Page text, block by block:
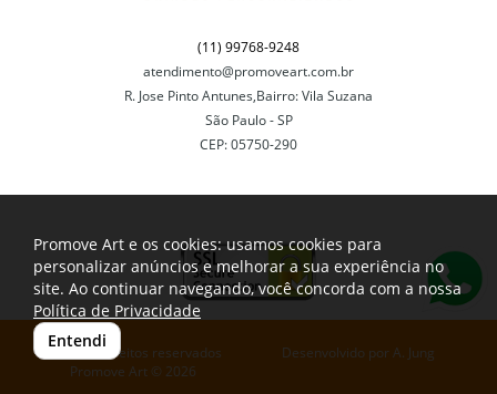
(11) 99768-9248
atendimento@promoveart.com.br
R. Jose Pinto Antunes,Bairro: Vila Suzana
São Paulo - SP
CEP: 05750-290
Todos os direitos reservados
Promove Art © 2026
Desenvolvido por A. Jung
Promove Art e os cookies: usamos cookies para
personalizar anúncios e melhorar a sua experiência no
site. Ao continuar navegando, você concorda com a nossa
Política de Privacidade
Entendi